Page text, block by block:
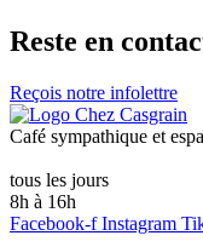
Reste en
Reçois notre infolettre
Café sympathique et
tous les jours
8h à 16h
Facebook-f Instagram